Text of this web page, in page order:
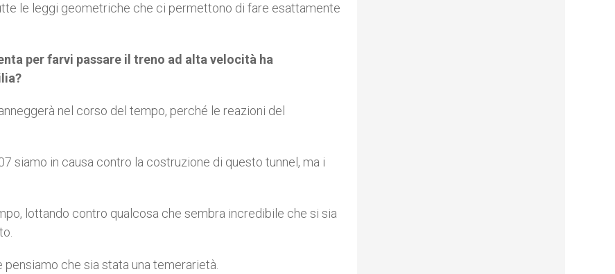
le leggi geometriche che ci permettono di fare esattamente
per farvi passare il treno ad alta velocità ha
nel corso del tempo, perché le reazioni del
siamo in causa contro la costruzione di questo tunnel, ma i
lottando contro qualcosa che sembra incredibile che si sia
che sia stata una temerarietà.